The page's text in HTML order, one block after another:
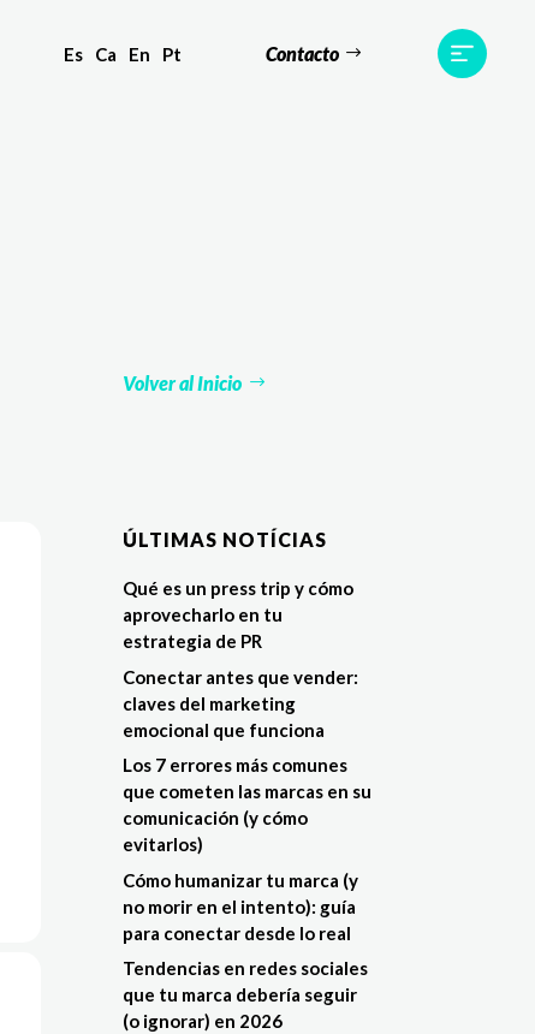
Es Ca En Pt Contacto
Volver al Inicio
ÚLTIMAS NOTÍCIAS
Qué es un press trip y cómo
aprovecharlo en tu
estrategia de PR
Conectar antes que vender:
claves del marketing
emocional que funciona
Los 7 errores más comunes
que cometen las marcas en su
comunicación (y cómo
evitarlos)
Cómo humanizar tu marca (y
no morir en el intento): guía
para conectar desde lo real
Tendencias en redes sociales
que tu marca debería seguir
(o ignorar) en 2026